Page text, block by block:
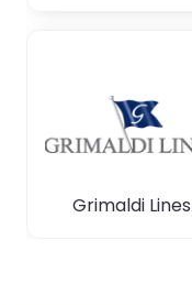
Grimaldi Lines